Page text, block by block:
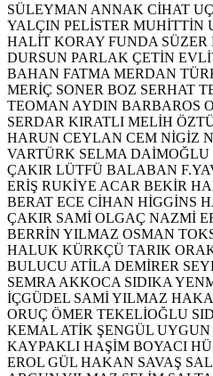
SÜLEYMAN ANNAK CİHAT
YALÇIN PELİSTER MUHİTTİN
HALİT KORAY FUNDA SÜZER
DURSUN PARLAK ÇETİN
BAHAN FATMA MERDAN
MERİÇ SONER BOZ SERHAT
TEOMAN AYDIN BARBAROS
SERDAR KIRATLI MELİH
HARUN CEYLAN CEM NİGİZ
VARTÜRK SELMA DAİMOĞLU
ÇAKIR LÜTFÜ BALABAN
ERİŞ RUKİYE ACAR BEKİR
BERAT ECE CİHAN HİGGİNS
ÇAKIR SAMİ OLGAÇ NAZMİ
BERRİN YILMAZ OSMAN
HALUK KÜRKÇÜ TARIK
BULUCU ATİLA DEMİRER
SEMRA AKKOCA SIDIKA
İÇGÜDEL SAMİ YILMAZ
ORUÇ ÖMER TEKELİOĞLU
KEMAL ATİK ŞENGÜL UYGUN
KAYPAKLI HAŞİM BOYACI
EROL GÜL HAKAN SAVAŞ